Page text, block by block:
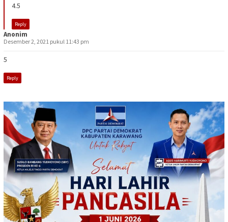
4.5
Reply
Anonim
Desember 2, 2021 pukul 11:43 pm
5
Reply